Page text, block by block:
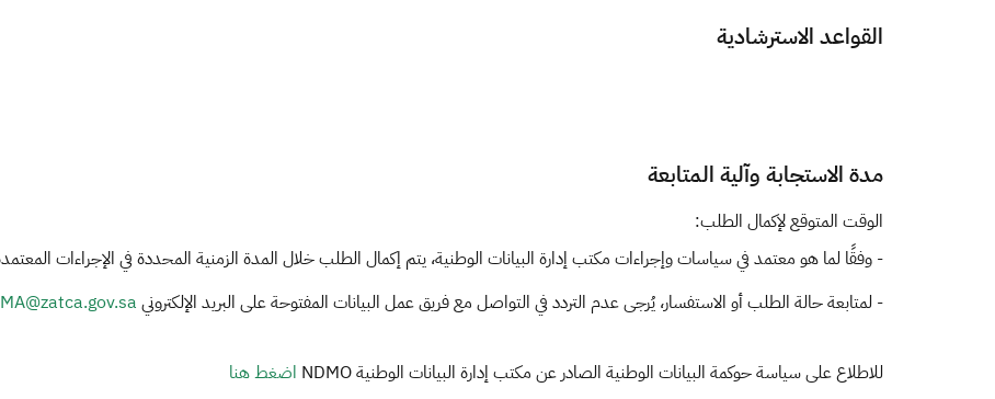
القواعد الاسترشادية
مدة الاستجابة وآلية المتابعة
الوقت المتوقع لإكمال الطلب:
- وفقًا لما هو معتمد في سياسات وإجراءات مكتب إدارة البيانات الوطنية، يتم إكمال الطلب خلال المدة الزمنية المحددة في الإجراءات
- لمتابعة حالة الطلب أو الاستفسار، يُرجى عدم التردد في التواصل مع فريق عمل البيانات المفتوحة على البريد الإلكتروني
للاطلاع على سياسة حوكمة البيانات الوطنية الصادر عن مكتب إدارة البيانات الوطنية NDMO اضغط هنا